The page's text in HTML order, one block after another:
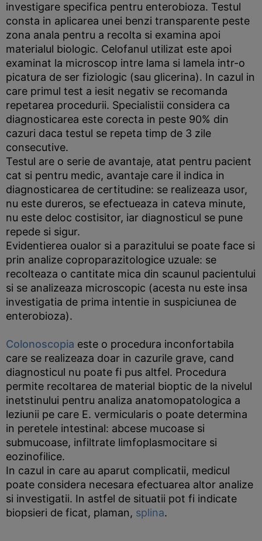
investigare specifica pentru enterobioza. Testul
consta in aplicarea unei benzi transparente peste
zona anala pentru a recolta si examina apoi
materialul biologic. Celofanul utilizat este apoi
examinat la microscop intre lama si lamela intr-o
picatura de ser fiziologic (sau glicerina). In cazul in
care primul test a iesit negativ se recomanda
repetarea procedurii. Specialistii considera ca
diagnosticarea este corecta in peste 90% din
cazuri daca testul se repeta timp de 3 zile
consecutive.
Testul are o serie de avantaje, atat pentru pacient
cat si pentru medic, avantaje care il indica in
diagnosticarea de certitudine: se realizeaza usor,
nu este dureros, se efectueaza in cateva minute,
nu este deloc costisitor, iar diagnosticul se pune
repede si sigur.
Evidentierea oualor si a parazitului se poate face si
prin analize coproparazitologice uzuale: se
recolteaza o cantitate mica din scaunul pacientului
si se analizeaza microscopic (acesta nu este insa
investigatia de prima intentie in suspiciunea de
enterobioza).
Colonoscopia este o procedura inconfortabila
care se realizeaza doar in cazurile grave, cand
diagnosticul nu poate fi pus altfel. Procedura
permite recoltarea de material bioptic de la nivelul
inetstinului pentru analiza anatomopatologica a
leziunii pe care E. vermicularis o poate determina
in peretele intestinal: abcese mucoase si
submucoase, infiltrate limfoplasmocitare si
eozinofilice.
In cazul in care au aparut complicatii, medicul
poate considera necesara efectuarea altor analize
si investigatii. In astfel de situatii pot fi indicate
biopsieri de ficat, plaman, splina.